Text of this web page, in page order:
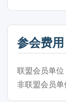
参会费用
联盟会员单位
非联盟会员